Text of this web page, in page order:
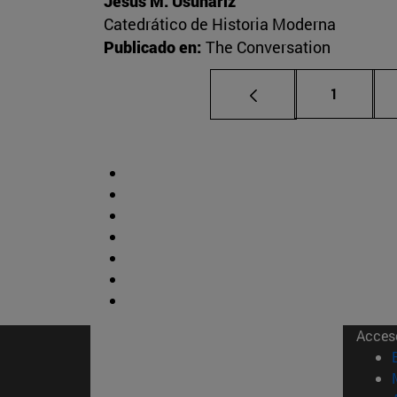
Catedrático de Historia Moderna
Publicado en: The Conversation
Página
1